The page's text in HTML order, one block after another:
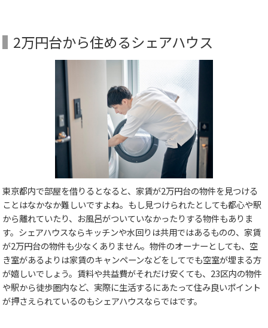
2万円台から住めるシェアハウス
東京都内で部屋を借りるとなると、家賃が2万円台の物件を見つける
ことはなかなか難しいですよね。もし見つけられたとしても都心や駅
から離れていたり、お風呂がついていなかったりする物件もありま
す。シェアハウスならキッチンや水回りは共用ではあるものの、家賃
が2万円台の物件も少なくありません。物件のオーナーとしても、空
き室があるよりは家賃のキャンペーンなどをしてでも空室が埋まる方
が嬉しいでしょう。賃料や共益費がそれだけ安くても、23区内の物件
や駅から徒歩圏内など、実際に生活するにあたって住み良いポイント
が押さえられているのもシェアハウスならではです。